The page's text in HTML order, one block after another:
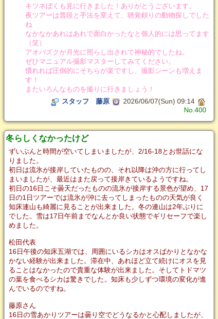
キツネぼくも見に行きました！ありがとうございます。
夜ツアーは普段と手法を変えて、聴覚頼りの動物探しでした
ね
なかなかあれはあれで面白かったなと個人的には思ってます
（笑）
アオバズクが月光に照らし出されて神秘的でしたね。
ぜひマニュアル撮影マスターしてみてください。
慣れれば圧倒的にそちらが楽ですし、撮影シーンも増えま
す！
またいろんなものを撮りに行きましょう！
スタッフ 藤原
2026/06/07(Sun) 09:14
No.400
冬らしくなかったけど
ずいぶんと時間が空いてしまいましたが、2/16-18とお世話にな
りました。
初日は流氷が接岸していたものの、それ以降は沖の方に行ってし
まいましたが、最近はまた戻って接岸きているようですね。
初日の16日こそ曇天だったものの流氷が接岸する景色が望め、17
日の1日ツアーでは流氷が沖に去ってしまったものの天気が良く
知床連山も綺麗に見ることが出来ました。冬の連山は2年ぶりに
でした。雪は17日午前までなんとか良い状態でギリセーフで楽し
めました。
松田代表
16日午後の知床五湖では、周囲にいるシカはオスばかりとなかな
かない経験が出来ました。滞在中、あれほど立て続けにオスを見
ることはなかったので貴重な体験が出来ました。そしてトドマツ
の葉を食べるシカは驚きでした。知床も少しずつ環境の変化が進
んでいるのですね。
藤原さん
16日の雪あかりツアーは曇り空でどうなるかと心配しましたが、